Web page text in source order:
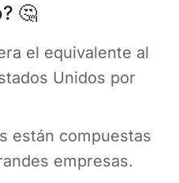
🤔
el equivalente al
Unidos por
están compuestas
empresas.